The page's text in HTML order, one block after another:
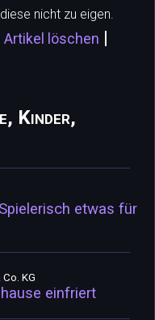
nicht zu eigen.
Artikel löschen |
Kinder,
etwas für
KG
einfriert